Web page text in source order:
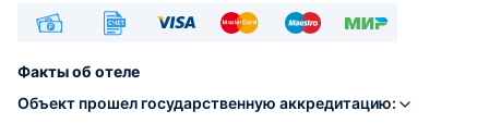
Факты об отеле
Объект прошел государственную аккредитацию: